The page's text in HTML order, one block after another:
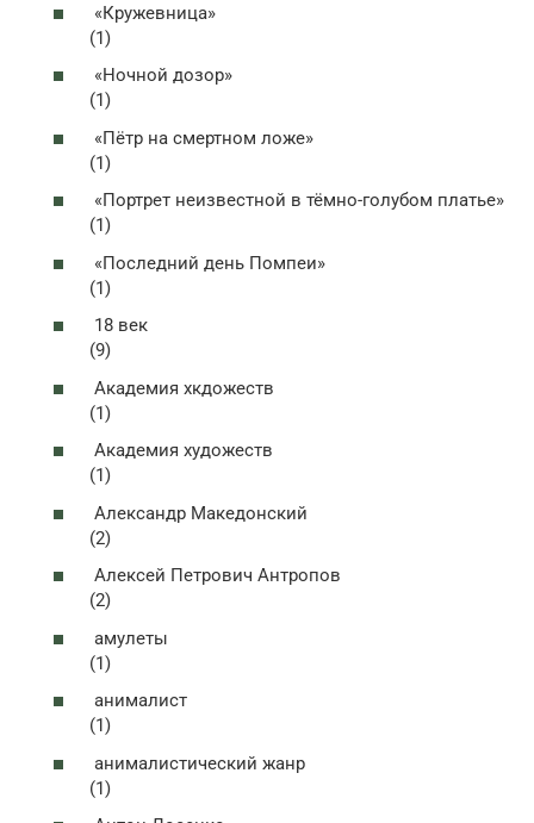
«Кружевница»
(1)
«Ночной дозор»
(1)
«Пётр на смертном ложе»
(1)
«Портрет неизвестной в тёмно-голубом платье»
(1)
«Последний день Помпеи»
(1)
18 век
(9)
Академия хкдожеств
(1)
Академия художеств
(1)
Александр Македонский
(2)
Алексей Петрович Антропов
(2)
амулеты
(1)
анималист
(1)
анималистический жанр
(1)